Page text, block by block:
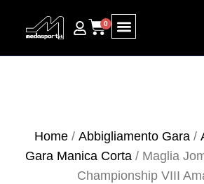
0
Home/ Abbigliamento Gara/
Gara Manica Corta/ Maglia
Championship VIII